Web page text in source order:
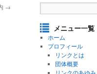
→
メニュー一覧
ホーム
プロフィール
リンクとは
団体概要
リンクのあゆみ